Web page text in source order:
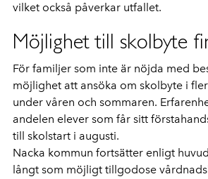
vilket också påverkar utfallet.
Möjlighet till skolbyte
För familjer som inte är nöjda med
möjlighet att ansöka om skolbyte i
under våren och sommaren.
andelen elever som får sitt
till skolstart i augusti.
Nacka kommun fortsätter enligt
långt som möjligt tillgodose